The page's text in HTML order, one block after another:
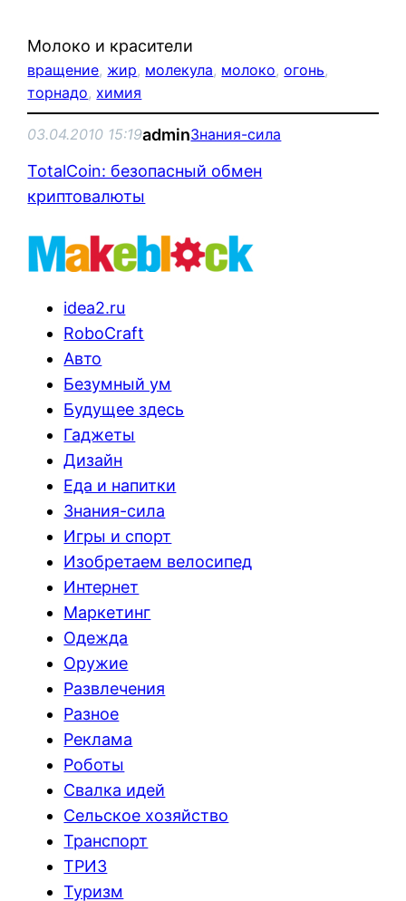
Молоко и красители
вращение, жир, молекула, молоко, огонь
торнадо, химия
03.04.2010 15:19adminЗнания-сила
TotalCoin: безопасный обмен
криптовалюты
idea2.ru
RoboCraft
Авто
Безумный ум
Будущее здесь
Гаджеты
Дизайн
Еда и напитки
Знания-сила
Игры и спорт
Изобретаем велосипед
Интернет
Маркетинг
Одежда
Оружие
Развлечения
Разное
Реклама
Роботы
Свалка идей
Сельское хозяйство
Транспорт
ТРИЗ
Туризм